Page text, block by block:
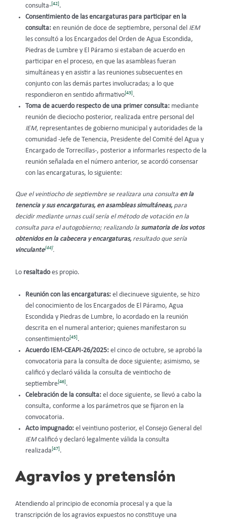
consulta-[42].
Consentimiento de las encargaturas para participar en la
consulta: en reunión de doce de septiembre, personal del IEM
les consultó a los Encargados del Orden de Agua Escondida,
Piedras de Lumbre y El Páramo si estaban de acuerdo en
participar en el proceso, en que las asambleas fueran
simultáneas y en asistir a las reuniones subsecuentes en
conjunto con las demás partes involucradas; a lo que
respondieron en sentido afirmativo[43].
Toma de acuerdo respecto de una primer consulta: mediante
reunión de dieciocho posterior, realizada entre personal del
IEM, representantes de gobierno municipal y autoridades de la
comunidad -Jefe de Tenencia, Presidente del Comité del Agua y
Encargado de Torrecillas-, posterior a informarles respecto de la
reunión señalada en el número anterior, se acordó consensar
con las encargaturas, lo siguiente:
Que el veintiocho de septiembre se realizara una consulta en la
tenencia y sus encargaturas, en asambleas simultáneas,para
decidir mediante urnas cuál sería el método de votación en la
consulta para el autogobierno; realizando la sumatoria de los votos
obtenidos en la cabecera y encargaturas,resultado que sería
vinculante[44].
Lo resaltadoes propio.
Reunión con las encargaturas: el diecinueve siguiente, se hizo
del conocimiento de los Encargados de El Páramo, Agua
Escondida y Piedras de Lumbre, lo acordado en la reunión
descrita en el numeral anterior; quienes manifestaron su
consentimiento[45].
Acuerdo IEM-CEAPI-26/2025: el cinco de octubre, se aprobó la
convocatoria para la consulta de doce siguiente; asimismo, se
calificó y declaró válida la consulta de veintiocho de
septiembre[46].
Celebración de la consulta: el doce siguiente, se llevó a cabo la
consulta, conforme a los parámetros que se fijaron en la
convocatoria.
Acto impugnado: el veintiuno posterior, el Consejo General del
IEMcalificó y declaró legalmente válida la consulta
realizada[47].
Agravios y pretensión
Atendiendo al principio de economía procesal y a que la
transcripción de los agravios expuestos no constituye una